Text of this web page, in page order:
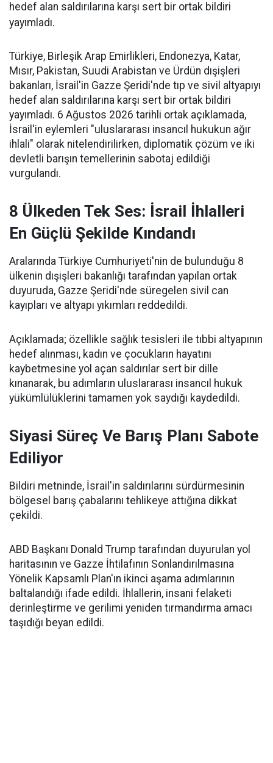
hedef alan saldırılarına karşı sert bir ortak bildiri
yayımladı.
Türkiye, Birleşik Arap Emirlikleri, Endonezya, Katar,
Mısır, Pakistan, Suudi Arabistan ve Ürdün dışişleri
bakanları, İsrail'in Gazze Şeridi'nde tıp ve sivil altyapıyı
hedef alan saldırılarına karşı sert bir ortak bildiri
yayımladı. 6 Ağustos 2026 tarihli ortak açıklamada,
İsrail'in eylemleri "uluslararası insancıl hukukun ağır
ihlali" olarak nitelendirilirken, diplomatik çözüm ve iki
devletli barışın temellerinin sabotaj edildiği
vurgulandı.
8 Ülkeden Tek Ses: İsrail İhlalleri
En Güçlü Şekilde Kındandı
Aralarında Türkiye Cumhuriyeti'nin de bulunduğu 8
ülkenin dışişleri bakanlığı tarafından yapılan ortak
duyuruda, Gazze Şeridi'nde süregelen sivil can
kayıpları ve altyapı yıkımları reddedildi.
Açıklamada; özellikle sağlık tesisleri ile tıbbi altyapının
hedef alınması, kadın ve çocukların hayatını
kaybetmesine yol açan saldırılar sert bir dille
kınanarak, bu adımların uluslararası insancıl hukuk
yükümlülüklerini tamamen yok saydığı kaydedildi.
Siyasi Süreç Ve Barış Planı Sabote
Ediliyor
Bildiri metninde, İsrail'in saldırılarını sürdürmesinin
bölgesel barış çabalarını tehlikeye attığına dikkat
çekildi.
ABD Başkanı Donald Trump tarafından duyurulan yol
haritasının ve Gazze İhtilafının Sonlandırılmasına
Yönelik Kapsamlı Plan'ın ikinci aşama adımlarının
baltalandığı ifade edildi. İhlallerin, insani felaketi
derinleştirme ve gerilimi yeniden tırmandırma amacı
taşıdığı beyan edildi.